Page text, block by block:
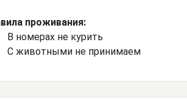
проживания:
В номерах не курить
С животными не принимаем